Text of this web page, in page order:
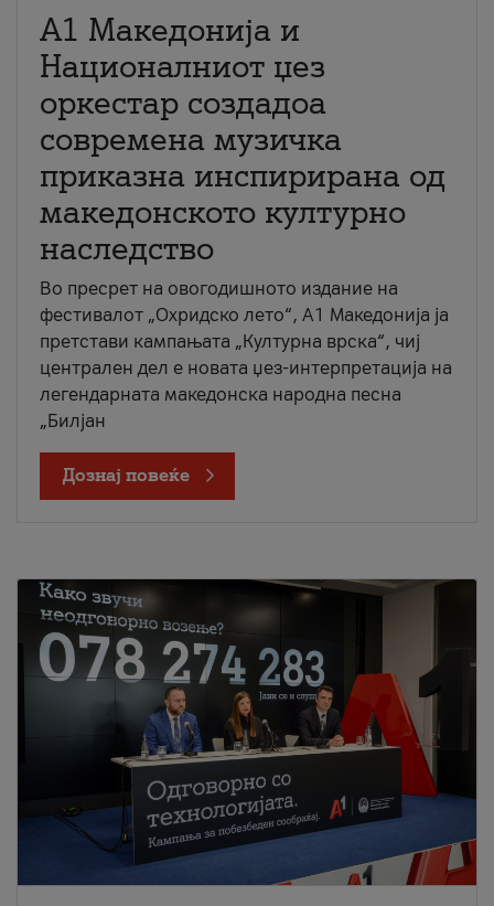
А1 Македонија и
Националниот џез
оркестар создадоа
современа музичка
приказна инспирирана од
македонското културно
наследство
Во пресрет на овогодишното издание на
фестивалот „Охридско лето“, А1 Македонија ја
претстави кампањата „Културна врска“, чиј
централен дел е новата џез-интерпретација на
легендарната македонска народна песна
„Билјан
Дознај повеќе